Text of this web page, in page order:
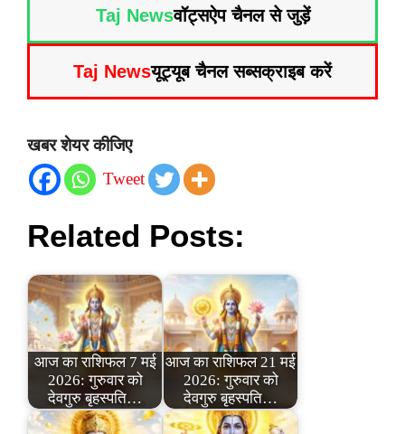
Taj Newsवॉट्सऐप चैनल से जुड़ें
Taj Newsयूट्यूब चैनल सब्सक्राइब करें
खबर शेयर कीजिए
Tweet
Related Posts:
आज का राशिफल 7 मई
2026: गुरुवार को
देवगुरु बृहस्पति…
आज का राशिफल 21 मई
2026: गुरुवार को
देवगुरु बृहस्पति…